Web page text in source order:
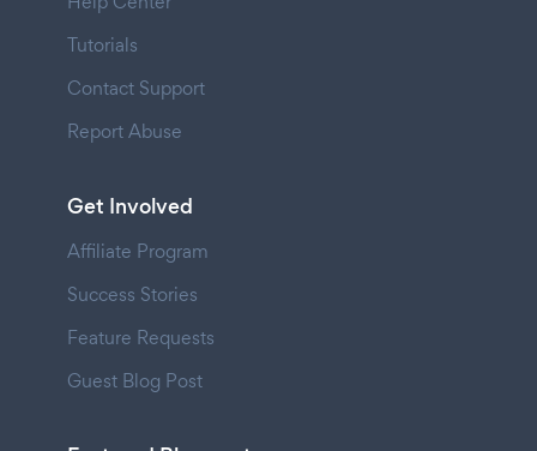
Tutorials
Contact Support
Report Abuse
Get Involved
Affiliate Program
Success Stories
Feature Requests
Guest Blog Post